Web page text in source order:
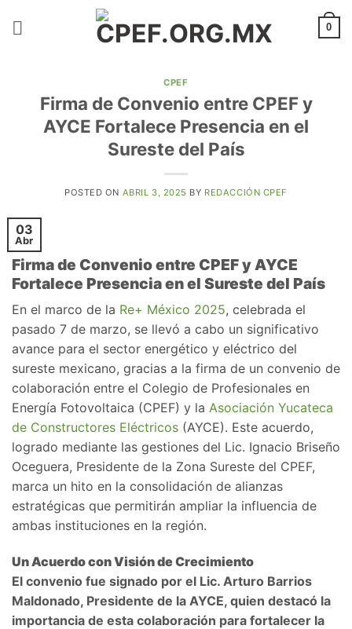
0
CPEF
Firma de Convenio entre CPEF y
AYCE Fortalece Presencia en el
Sureste del País
POSTED ON ABRIL 3, 2025 BY REDACCIÓN CPEF
03
Abr
Firma de Convenio entre CPEF y AYCE
Fortalece Presencia en el Sureste del País
En el marco de la Re+ México 2025, celebrada el
pasado 7 de marzo, se llevó a cabo un significativo
avance para el sector energético y eléctrico del
sureste mexicano, gracias a la firma de un convenio de
colaboración entre el Colegio de Profesionales en
Energía Fotovoltaica (CPEF) y la Asociación Yucateca
de Constructores Eléctricos (AYCE). Este acuerdo,
logrado mediante las gestiones del Lic. Ignacio Briseño
Oceguera, Presidente de la Zona Sureste del CPEF,
marca un hito en la consolidación de alianzas
estratégicas que permitirán ampliar la influencia de
ambas instituciones en la región.
Un Acuerdo con Visión de Crecimiento
El convenio fue signado por el Lic. Arturo Barrios
Maldonado, Presidente de la AYCE, quien destacó la
importancia de esta colaboración para fortalecer la